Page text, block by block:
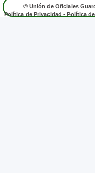
© Unión de Oficiales
Política de Privacidad-Política